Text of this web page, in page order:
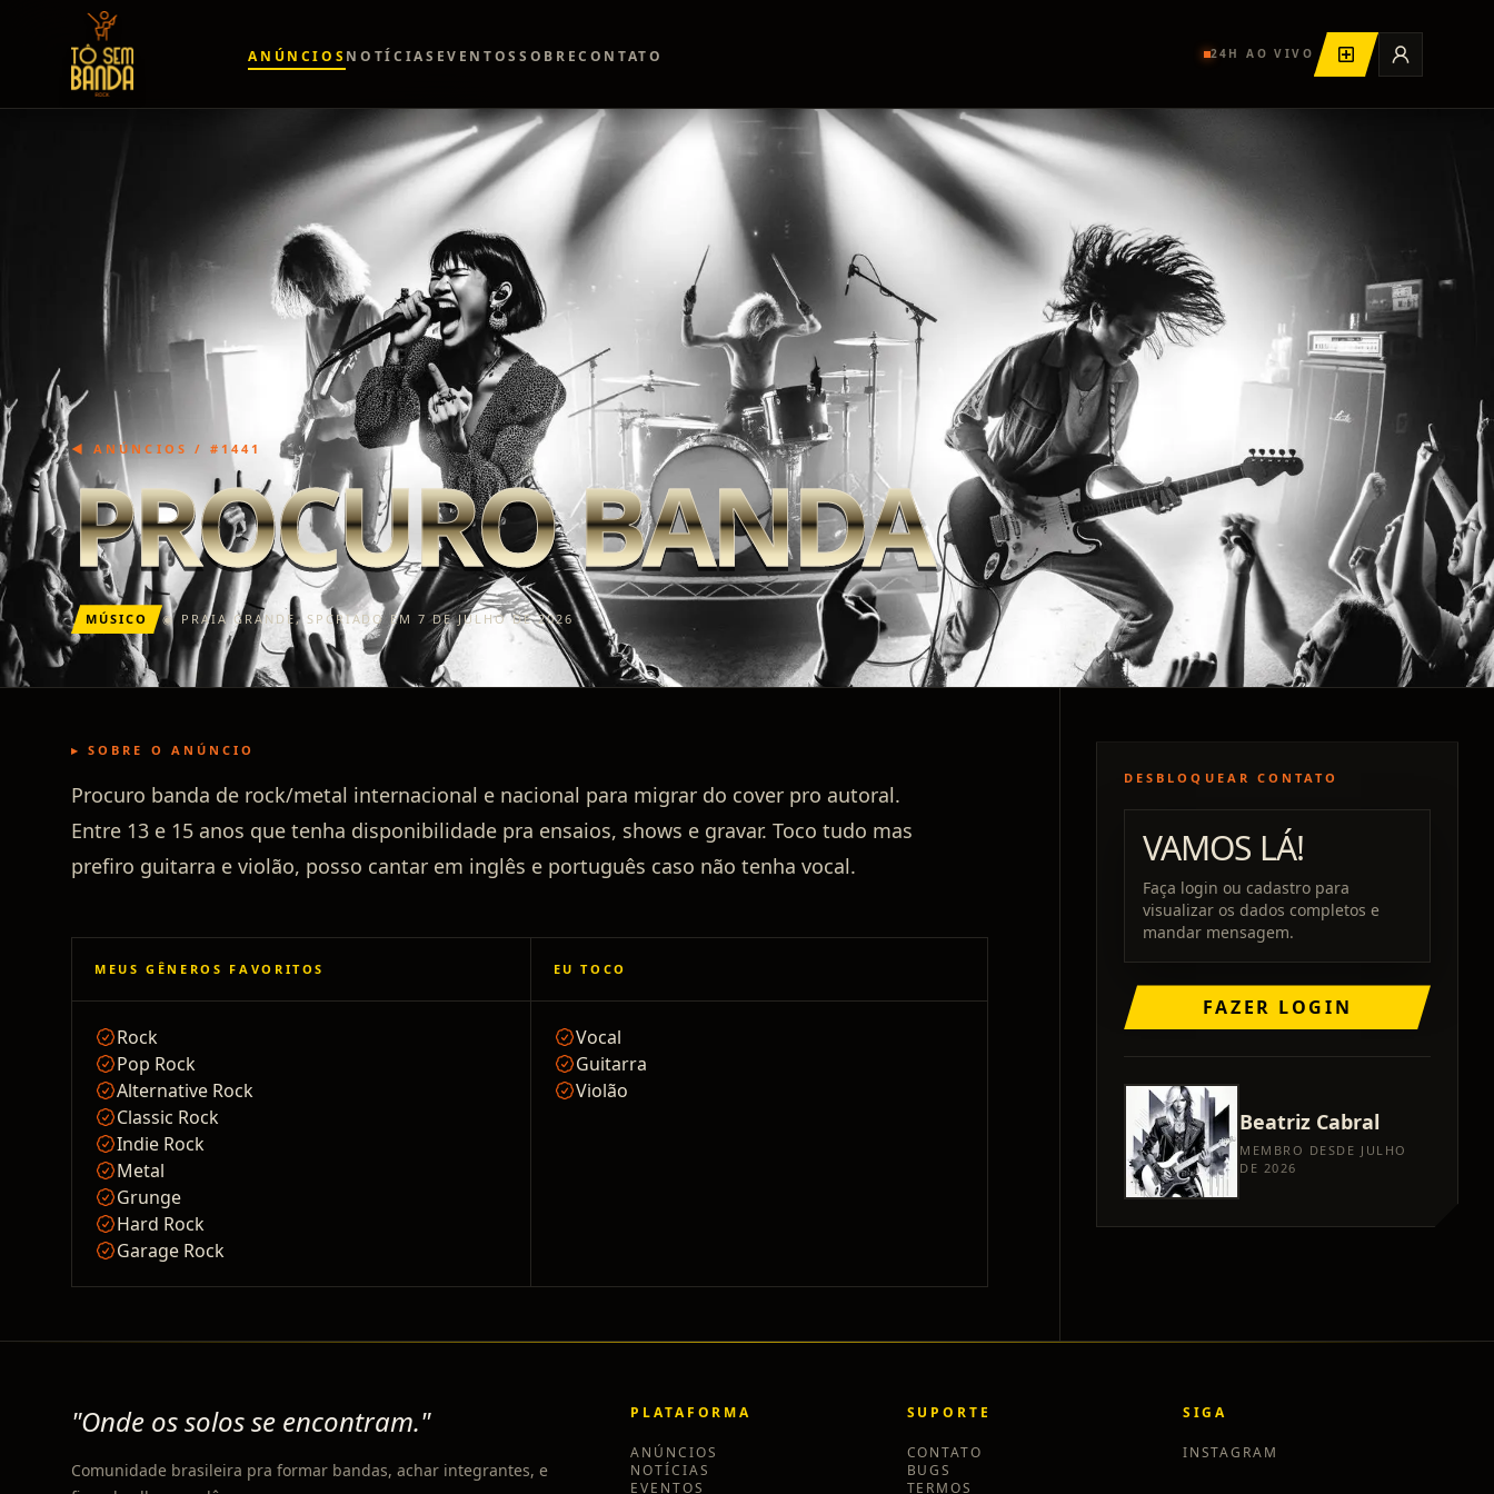
ANÚNCIOS NOTÍCIAS EVENTOSSOBRECONTATO 24H AO VIVO
◀ ANÚNCIOS / # 1441
PROCURO BANDA
MÚSICO ◉ PRAIA GRANDE, SP CRIADO EM 7 DE JULHO DE 2026
▸ SOBRE O ANÚNCIO
Procuro banda de rock/metal internacional e nacional para migrar do cover pro autoral.
Entre 13 e 15 anos que tenha disponibilidade pra ensaios, shows e gravar. Toco tudo mas
prefiro guitarra e violão, posso cantar em inglês e português caso não tenha vocal.
MEUS GÊNEROS FAVORITOS
Rock
Pop Rock
Alternative Rock
Classic Rock
Indie Rock
Metal
Grunge
Hard Rock
Garage Rock
EU TOCO
Vocal
Guitarra
Violão
DESBLOQUEAR CONTATO
VAMOS LÁ!
Faça login ou cadastro para
visualizar os dados completos e
mandar mensagem.
FAZER LOGIN
Beatriz Cabral
MEMBRO DESDE JULHO
DE 2026
"Onde os solos se encontram."
Comunidade brasileira pra formar bandas, achar integrantes, e
PLATAFORMA
ANÚNCIOS
NOTÍCIAS
EVENTOS
SUPORTE
CONTATO
BUGS
TERMOS
SIGA
INSTAGRAM